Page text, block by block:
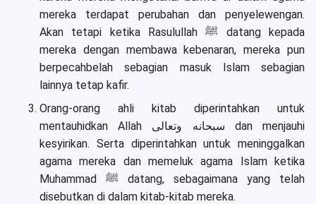
mereka terdapat perubahan dan penyelewengan.
Akan tetapi ketika Rasulullah ﷺ datang kepada
mereka dengan membawa kebenaran, mereka pun
berpecahbelah sebagian masuk Islam sebagian
lainnya tetap kafir.
Orang-orang ahli kitab diperintahkan untuk
mentauhidkan Allah سبحانه وتعالى dan menjauhi
kesyirikan. Serta diperintahkan untuk meninggalkan
agama mereka dan memeluk agama Islam ketika
Muhammad ﷺ datang, sebagaimana yang telah
disebutkan di dalam kitab-kitab mereka.